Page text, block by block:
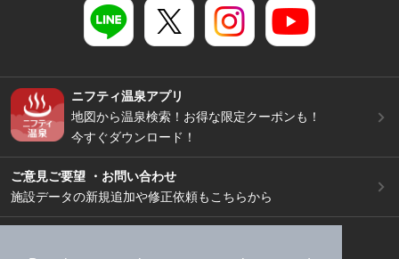
ニフティ温泉アプリ
地図から温泉検索！お得な限定クーポンも！
今すぐダウンロード！
ご意見ご要望 ・お問い合わせ
施設データの新規追加や修正依頼もこちらから